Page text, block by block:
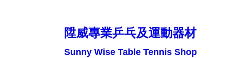
陞威專業乒乓及運動器材
Sunny Wise Table Tennis Shop